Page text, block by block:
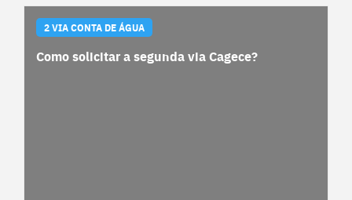
2 VIA CONTA DE ÁGUA
Como solicitar a segunda via Cagece?